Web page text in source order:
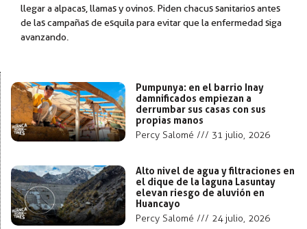
llegar a alpacas, llamas y ovinos. Piden chacus sanitarios antes
de las campañas de esquila para evitar que la enfermedad siga
avanzando.
Pumpunya: en el barrio Inay
damnificados empiezan a
derrumbar sus casas con sus
propias manos
Percy Salomé
31 julio, 2026
Alto nivel de agua y filtraciones en
el dique de la laguna Lasuntay
elevan riesgo de aluvión en
Huancayo
Percy Salomé
24 julio, 2026